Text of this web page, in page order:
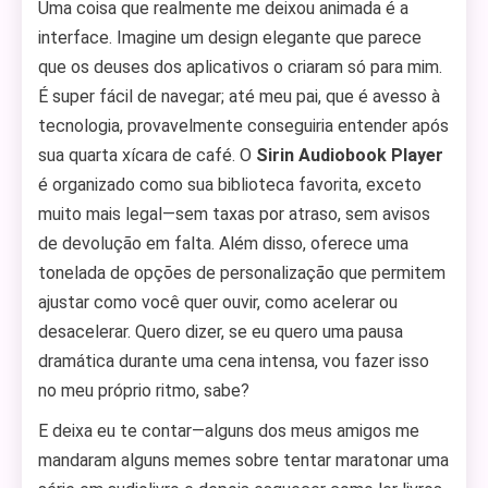
Uma coisa que realmente me deixou animada é a
interface. Imagine um design elegante que parece
que os deuses dos aplicativos o criaram só para mim.
É super fácil de navegar; até meu pai, que é avesso à
tecnologia, provavelmente conseguiria entender após
sua quarta xícara de café. O Sirin Audiobook Player
é organizado como sua biblioteca favorita, exceto
muito mais legal—sem taxas por atraso, sem avisos
de devolução em falta. Além disso, oferece uma
tonelada de opções de personalização que permitem
ajustar como você quer ouvir, como acelerar ou
desacelerar. Quero dizer, se eu quero uma pausa
dramática durante uma cena intensa, vou fazer isso
no meu próprio ritmo, sabe?
E deixa eu te contar—alguns dos meus amigos me
mandaram alguns memes sobre tentar maratonar uma